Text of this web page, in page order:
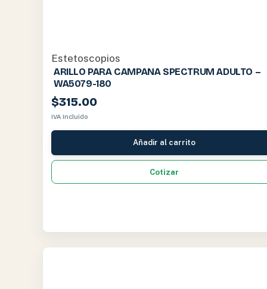
Estetoscopios
ARILLO PARA CAMPANA SPECTRUM ADULTO –
WA5079-180
$315.00
IVA Incluido
Añadir al carrito
Cotizar